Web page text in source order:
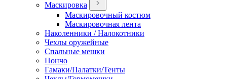
Маскировка
Маскировочный костюм
Маскировочная лента
Наколенники / Налокотники
Чехлы оружейные
Спальные мешки
Пончо
Гамаки/Палатки/Тенты